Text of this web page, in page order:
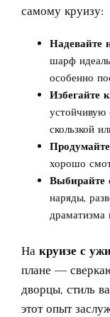
самому круизу:
Надевайте
шарф
особенно
Избегайте
устойчивую
скользкой
хорошо
Выбирайте
наряды,
На круизе с
плане —
дворцы, стиль
этот опыт